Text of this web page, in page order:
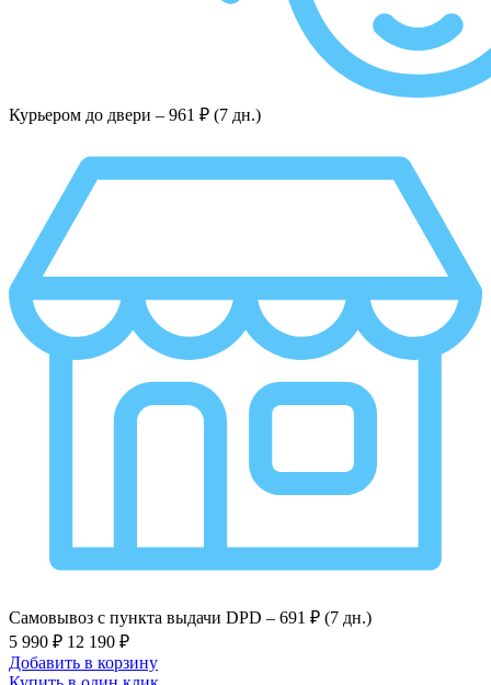
Курьером до двери – 961 ₽ (7 дн.)
Самовывоз с пункта выдачи DPD – 691 ₽ (7 дн.)
5 990 ₽ 12 190 ₽
Добавить в корзину